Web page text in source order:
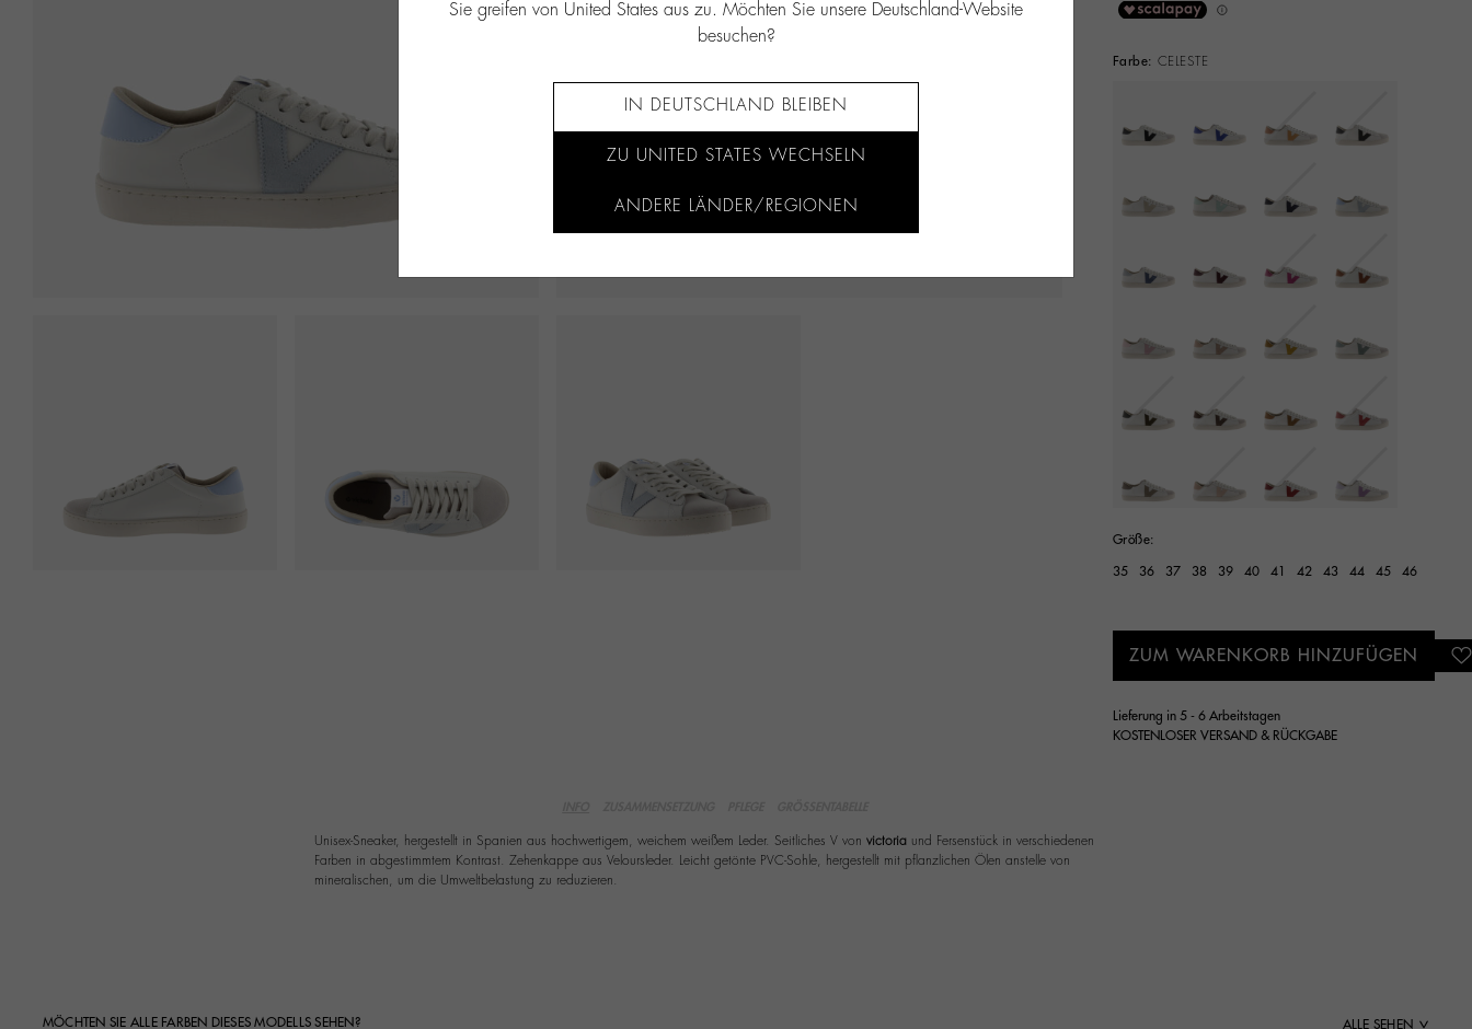
Farbe: CELESTE
Größe:
35 36 37 38 39 40 41 42 43 44 45 46
ZUM WARENKORB HINZUFÜGEN
Lieferung in 5 - 6 Arbeitstagen
KOSTENLOSER VERSAND & RÜCKGABE
Unisex-Sneaker, hergestellt in Spanien aus hochwertigem, weichem weißem Leder. Seitliches V von victoria und Fersenstück in verschiedenen
Farben in abgestimmtem Kontrast. Zehenkappe aus Veloursleder. Leicht getönte PVC-Sohle, hergestellt mit pflanzlichen Ölen anstelle von
mineralischen, um die Umweltbelastung zu reduzieren.
MÖCHTEN SIE ALLE FARBEN DIESES MODELLS SEHEN? ALLE SEHEN
Sie greifen von United States aus zu. Möchten Sie unsere Deutschland-Website
besuchen?
IN DEUTSCHLAND BLEIBEN
ZU UNITED STATES WECHSELN
ANDERE LÄNDER/REGIONEN